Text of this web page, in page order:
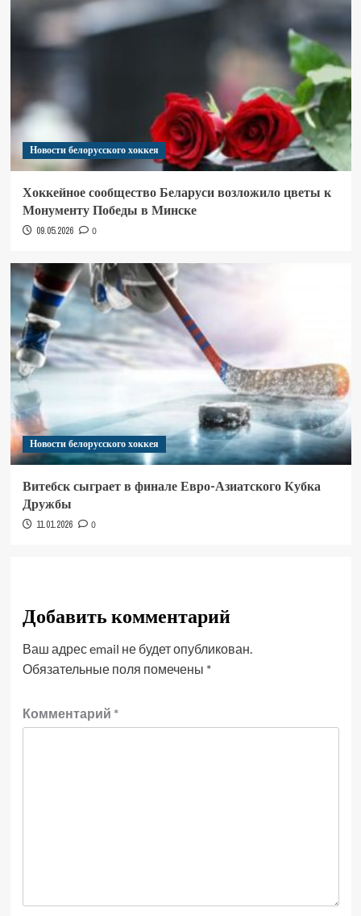
Новости белорусского хоккея
Хоккейное сообщество Беларуси возложило цветы к
Монументу Победы в Минске
09.05.2026 0
Новости белорусского хоккея
Витебск сыграет в финале Евро-Азиатского Кубка
Дружбы
11.01.2026 0
Добавить комментарий
Ваш адрес email не будет опубликован.
Обязательные поля помечены *
Комментарий *